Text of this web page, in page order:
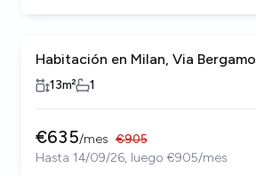
Habitación en Milan, Via Bergamo
13m² 1
€635/mes €905
Hasta 14/09/26, luego €905/mes